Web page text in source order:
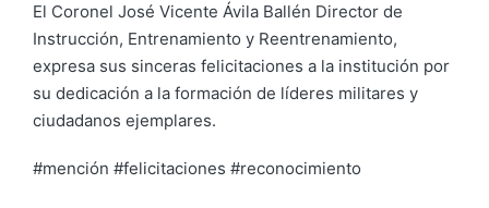
El Coronel José Vicente Ávila Ballén Director de
Instrucción, Entrenamiento y Reentrenamiento,
expresa sus sinceras felicitaciones a la institución por
su dedicación a la formación de líderes militares y
ciudadanos ejemplares.
#mención #felicitaciones #reconocimiento